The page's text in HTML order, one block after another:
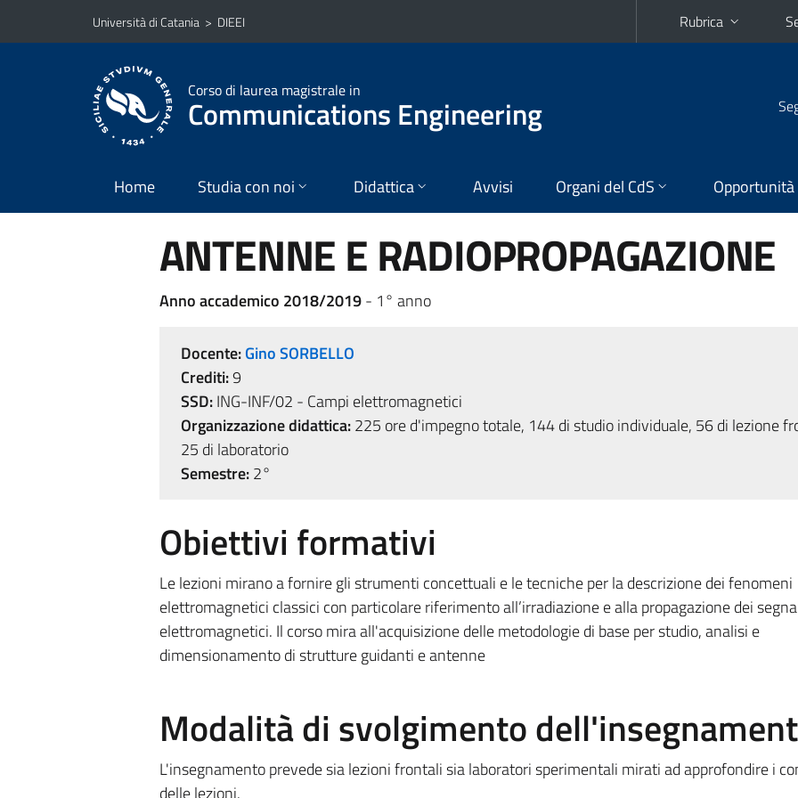
Vai al contenuto principale
Vai al menu di navigazione
Università di Catania > DIEEI Rubrica
Corso di laurea magistrale in
Communications Engineering
Home Studia con noi Didattica Avvisi Organi del CdS Opportunità
ANTENNE E RADIOPROPAGAZIONE
Anno accademico 2018/2019- 1° anno
Docente:Gino SORBELLO
Crediti:9
SSD:ING-INF/02 - Campi elettromagnetici
Organizzazione didattica:225 ore d'impegno totale, 144 di studio individuale, 56 di lezione
25 di laboratorio
Semestre:2°
Obiettivi formativi
Le lezioni mirano a fornire gli strumenti concettuali e le tecniche per la descrizione dei fenomeni
elettromagnetici classici con particolare riferimento all’irradiazione e alla propagazione dei
elettromagnetici. Il corso mira all'acquisizione delle metodologie di base per studio, analisi e
dimensionamento di strutture guidanti e antenne
Modalità di svolgimento
L'insegnamento prevede sia lezioni frontali sia laboratori sperimentali mirati ad approfondire i
delle lezioni.